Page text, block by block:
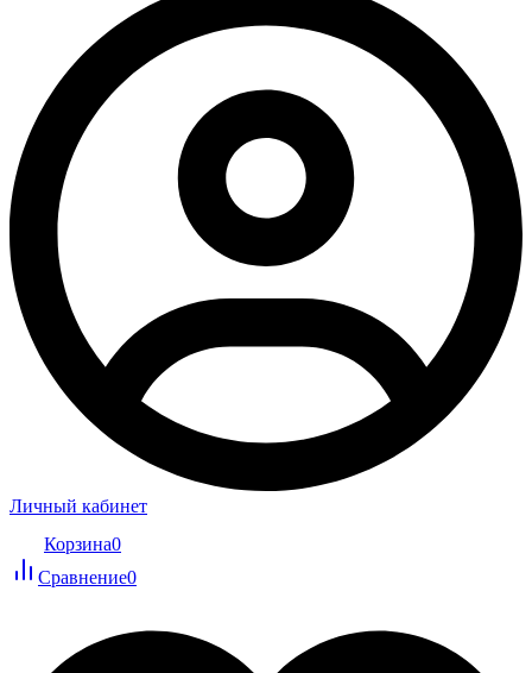
Личный кабинет
Корзина0
Сравнение0